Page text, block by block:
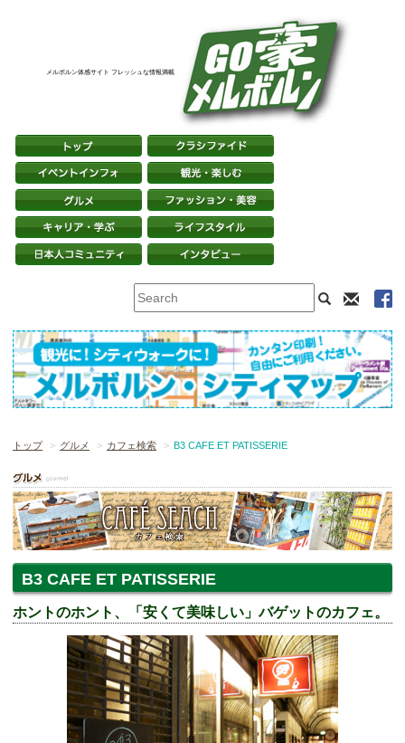
メルボルン体感サイト フレッシュな情報満載
トップ グルメ カフェ検索 B3 CAFE ET PATISSERIE
B3 CAFE ET PATISSERIE
ホントのホント、「安くて美味しい」バゲットのカフェ。